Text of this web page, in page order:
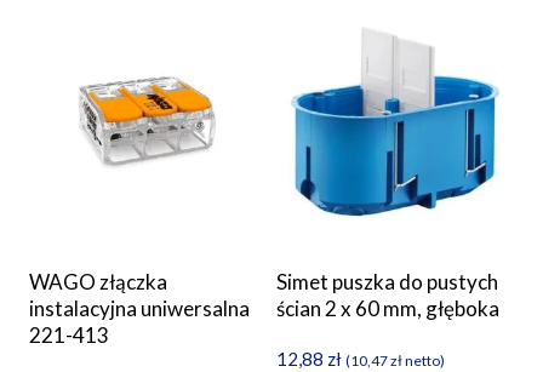
WAGO złączka
instalacyjna uniwersalna
221-413
Simet puszka do pustych
ścian 2 x 60 mm, głęboka
12,88 zł (10,47złnetto)